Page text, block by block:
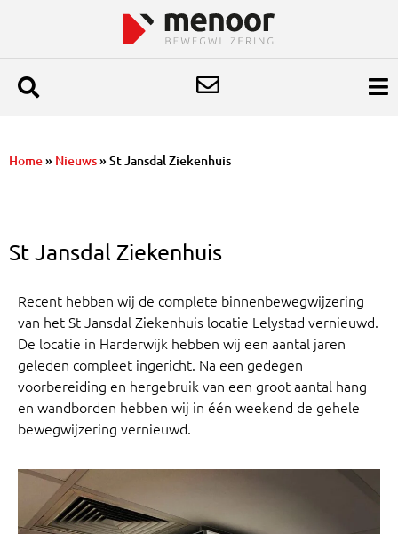
Home» Nieuws» St Jansdal Ziekenhuis
St Jansdal Ziekenhuis
Recent hebben wij de complete binnenbewegwijzering
van het St Jansdal Ziekenhuis locatie Lelystad vernieuwd.
De locatie in Harderwijk hebben wij een aantal jaren
geleden compleet ingericht. Na een gedegen
voorbereiding en hergebruik van een groot aantal hang
en wandborden hebben wij in één weekend de gehele
bewegwijzering vernieuwd.